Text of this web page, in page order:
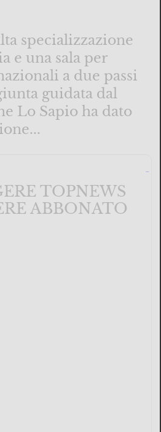
specializzazione
e una sala per
a due passi
guidata dal
Lo Sapio ha dato
TOPNEWS
ABBONATO